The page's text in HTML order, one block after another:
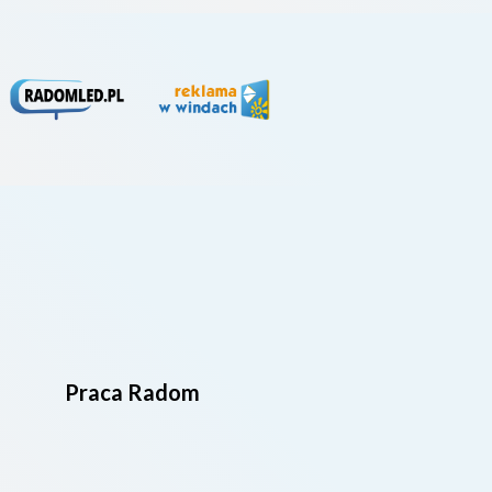
Praca Radom